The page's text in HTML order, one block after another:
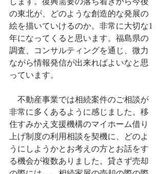
の東北が、どのような創造的な発展の
絵を描いていけるのか。非常に大切な1
年になってくると思います。福島県の
調査、コンサルティングを通じ、微力
ながら情報発信が出来ればよいなと思
っています。
不動産事業では相続案件のご相談が
非常に多くあるように感じました。移
住すみかえ支援機構のマイホーム借り
上げ制度の利用相談を契機に、どのよ
うにしようかとお考えの方とお話をす
る機会が複数ありました。貸さず売却